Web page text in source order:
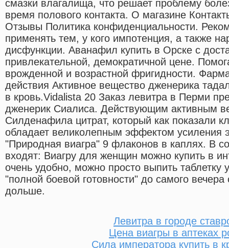
смазки влагалища, что решает проблему
время полового контакта. О магазине
Отзывы Политика конфиденциальности.
применять тем, у кого импотенция, а также
дисфункции. Аванафил купить в Орске с
привлекательной, демократичной цене.
врожденной и возрастной фригидности.
действия Активное вещество дженерика
в кровь.Vidalista 20 Заказ левитра в Перми
дженерик Сиалиса. Действующим активным
Силденафила цитрат, который как показали
обладает великолепным эффектом усиления
"Природная виагра" 9 флаконов в каплях. В
входят: Виагру для женщин можно купить в
очень удобно, можно просто выпить таблетку
"полной боевой готовности" до самого
дольше.
Левитра в городе
Цена виагры в аптеках
Сила императора купить в